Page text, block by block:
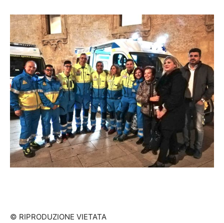
© RIPRODUZIONE VIETATA